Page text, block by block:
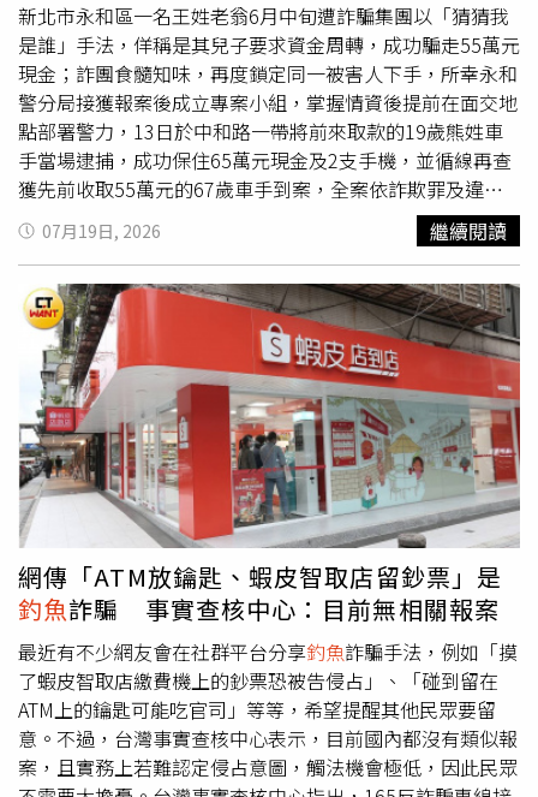
新北市永和區一名王姓老翁6月中旬遭詐騙集團以「猜猜我
是誰」手法，佯稱是其兒子要求資金周轉，成功騙走55萬元
現金；詐團食髓知味，再度鎖定同一被害人下手，所幸永和
警分局接獲報案後成立專案小組，掌握情資後提前在面交地
點部署警力，13日於中和路一帶將前來取款的19歲熊姓車
手當場逮捕，成功保住65萬元現金及2支手機，並循線再查
獲先前收取55萬元的67歲車手到案，全案依詐欺罪及違反
洗錢防制法等罪嫌移送新北地檢署，熊男經法院裁定羈押禁
見。警方調查，王男於6月中旬接獲一通電話，對方聲音酷
似其兒子，自稱因換新手機要求被害人重新加LINE帳號，
隨後以生意資金周轉為由，委託友人到住處代為取款。王男
一時未加查證，誤信說詞交付55萬元現金，事後向兒子確認
才驚覺遭騙，立即報警。永和分局成立專案小組追查期間，
詐團竟再度出手，對同一被害人故技重施，試圖再騙取65萬
元。警方掌握情資後布置埋伏，待熊姓車手現身取款時當場
將其壓制上銬，查扣65萬元現金及手機等證物。警方指出，
近年詐騙集團除利用「猜猜我是誰」、「換手機號碼」等傳
統話術，更結合AI聲音模擬技術，搭配駭客入侵、釣魚簡訊
及地下個資交易取得個人資訊，再假冒親友博取信任。永和
分局提醒，民眾接獲疑似親友借款或要求更換聯絡方式的電
話，應立即掛斷後以原有方式向本人查證，並建議與家中長
輩預先設定專屬通關密語，以快速辨別真偽；如有疑問，請
撥打165反詐騙專線或110報案。
07月19日, 2026 繼續閱讀
網傳「ATM放鑰匙、蝦皮智取店留鈔票」是
釣魚詐騙 事實查核中心：目前無相關報案
最近有不少網友會在社群平台分享釣魚詐騙手法，例如「摸
了蝦皮智取店繳費機上的鈔票恐被告侵占」、「碰到留在
ATM上的鑰匙可能吃官司」等等，希望提醒其他民眾要留
意。不過，台灣事實查核中心表示，目前國內都沒有類似報
案，且實務上若難認定侵占意圖，觸法機會極低，因此民眾